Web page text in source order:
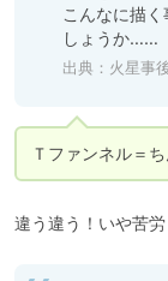
こんなに描
しょうか……
出典： 火星事
Ｔファンネル＝
違う違う！いや苦